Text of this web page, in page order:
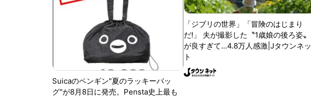
Suicaのペンギン"夏のラッキーバッ
グ"が8月8日に発売。Pensta史上最も
「ジブリの世界」「冒険のはじまり
だ!」 夫が撮影した〝1歳娘の後ろ姿〟
が良すぎて...4.8万人感激|Jタウンネッ
ト